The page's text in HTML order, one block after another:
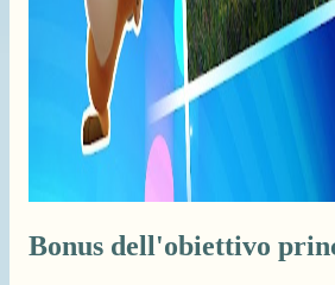
Bonus dell'obiettivo